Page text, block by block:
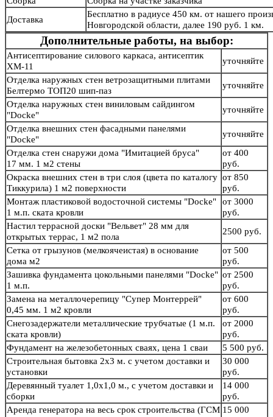
Доставка
Бесплатно в радиусе 450 км. от нашего
Новгородской области, далее 190 руб. 1 км.
Дополнительные работы, на выбор:
Антисептирование силового каркаса, антисептик
ХМ-11
уточняйте
Отделка наружных стен ветрозащитными плитами
Белтермо ТОП20 шип-паз
уточняйте
Отделка наружных стен виниловым сайдингом
"Docke"
уточняйте
Отделка внешних стен фасадными панелями
"Docke"
уточняйте
Отделка стен снаружи дома "Имитацией бруса"
17 мм. 1 м2 стены
от 400
руб.
Окраска внешних стен в три слоя (цвета по каталогу
Тиккурила) 1 м2 поверхности
от 850
руб.
Монтаж пластиковой водосточной системы "Docke"
1 м.п. ската кровли
от 3000
руб.
Настил террасной доски "Вельвет" 28 мм для
открытых террас, 1 м2 пола
2500 руб.
Сетка от грызунов (мелкоячеистая) в основание
дома м2
от 500
руб.
Зашивка фундамента цокольными панелями "Docke"
1 м.п.
от 2500
руб.
Замена на металлочерепицу "Супер Монтеррей"
0,45 мм. 1 м2 кровли
от 600
руб.
Снегозадержатели металлические трубчатые (1 м.п.
ската кровли)
от 2000
руб.
Фундамент на железобетонных сваях, цена 1 сваи
5 500 руб.
Строительная бытовка 2х3 м. с учетом доставки и
установки
30 000
руб.
Деревянный туалет 1,0х1,0 м., с учетом доставки и
сборки
14 000
руб.
Аренда генератора на весь срок строительства (ГСМ 15 000